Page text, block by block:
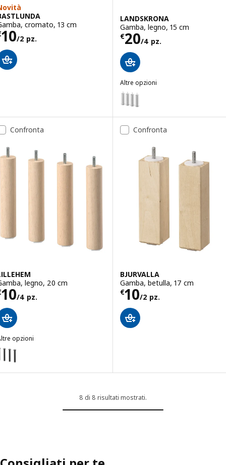
cromato, 13 cm
10/2 pz. € 10/2 pz.
LANDSKRONA
Gamba, legno, 15 cm
€20/4 pz.
Prezzo € 20/4
Altre opzioni
LANDSKRONA
Opzione: LANDSKRONA,
Confronta
legno, 20 cm
10/4 pz. € 10/4 pz.
opzioni
LILLEHEM, Gamba, metallo, 20 cm
Confronta
BJURVALLA
Gamba, betulla, 17 cm
€10/2 pz.
Prezzo € 10/2
8 di 8 risultati mostrati.